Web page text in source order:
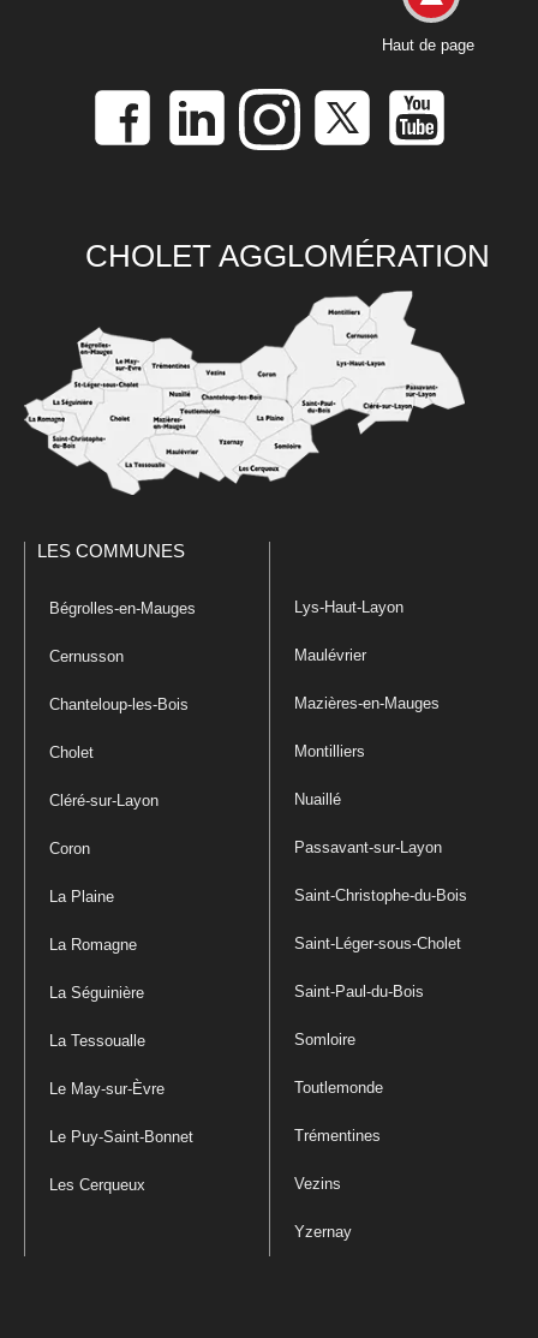
Haut de page
CHOLET AGGLOMÉRATION
LES COMMUNES
Bégrolles-en-Mauges
Cernusson
Chanteloup-les-Bois
Cholet
Cléré-sur-Layon
Coron
La Plaine
La Romagne
La Séguinière
La Tessoualle
Le May-sur-Èvre
Le Puy-Saint-Bonnet
Les Cerqueux
Lys-Haut-Layon
Maulévrier
Mazières-en-Mauges
Montilliers
Nuaillé
Passavant-sur-Layon
Saint-Christophe-du-Bois
Saint-Léger-sous-Cholet
Saint-Paul-du-Bois
Somloire
Toutlemonde
Trémentines
Vezins
Yzernay